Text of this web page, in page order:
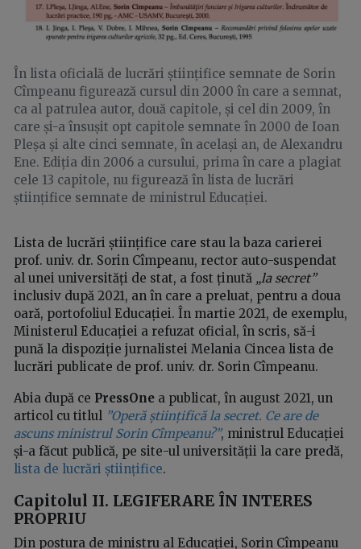
În lista oficială de lucrări științifice semnate de Sorin
Cîmpeanu figurează cursul din 2000 în care a semnat,
ca al patrulea autor, două capitole, și cel din 2009, în
care și-a însușit opt capitole semnate în 2000 de Ioan
Pleșa și alte cinci semnate, în același an, de Alexandru
Ene. Ediția din 2006 a cursului, prima în care a plagiat
cele 13 capitole, nu figurează în lista de lucrări
științifice semnate de ministrul Educației.
Lista de lucrări științifice care stau la baza carierei
prof. univ. dr. Sorin Cîmpeanu, rector auto-suspendat
al unei universități de stat, a fost ținută „la secret”
inclusiv după 2021, an în care a preluat, pentru a doua
oară, portofoliul Educației. În martie 2021, de exemplu,
Ministerul Educației a refuzat oficial, în scris, să-i
pună la dispoziție jurnalistei Melania Cincea lista de
lucrări publicate de prof. univ. dr. Sorin Cîmpeanu.
Abia după ce PressOne a publicat, în august 2021, un
articol cu titlul ”Operă științifică la secret. Ce are de
ascuns ministrul Sorin Cîmpeanu?”, ministrul Educației
și-a făcut publică, pe site-ul universității la care predă,
lista de lucrări științifice.
Capitolul II. LEGIFERARE ÎN INTERES
PROPRIU
Din postura de ministru al Educației, Sorin Cîmpeanu